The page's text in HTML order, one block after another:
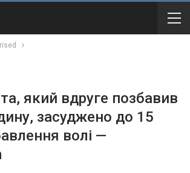
який вдруге позбавив
засуджено до 15
волі —